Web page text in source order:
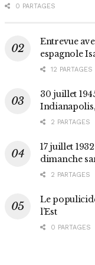
0 PARTAGES
Entrevue
espagnole
12 PARTAGES
30 juillet
2 PARTAGES
17 juillet
dimanche
2 PARTAGES
Le
l’Est
0 PARTAGES